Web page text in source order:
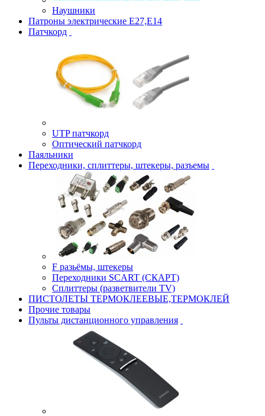
Наушники
Патроны электрические Е27,Е14
Патчкорд
UTP патчкорд
Оптический патчкорд
Паяльники
Переходники, сплиттеры, штекеры, разъемы
F разьёмы, штекеры
Переходники SCART (СКАРТ)
Сплиттеры (разветвители TV)
ПИСТОЛЕТЫ ТЕРМОКЛЕЕВЫЕ,ТЕРМОКЛЕЙ
Прочие товары
Пульты дистанционного управления